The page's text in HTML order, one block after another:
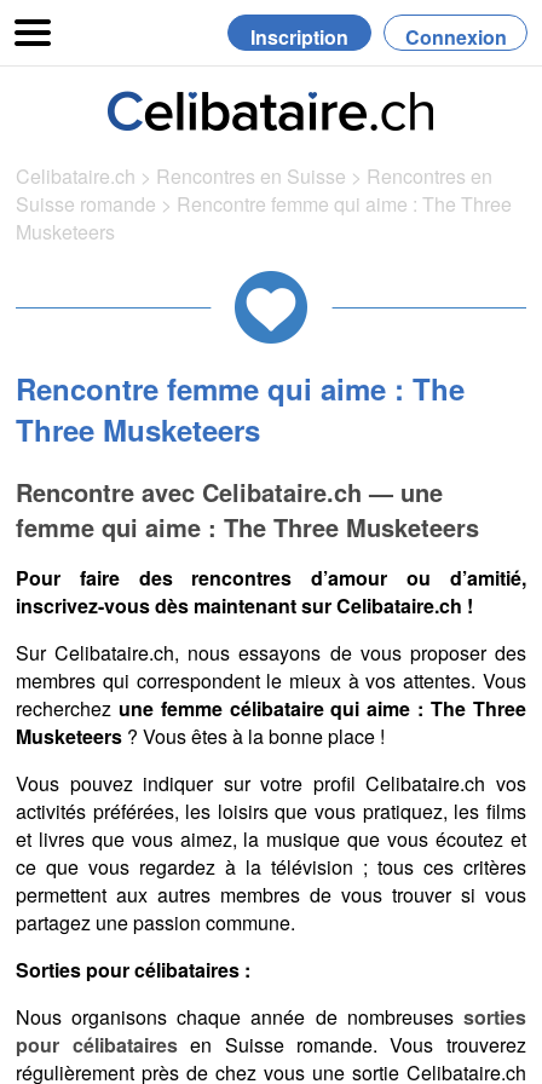
Inscription Connexion
Celibataire.ch > Rencontres en Suisse > Rencontres en
Suisse romande > Rencontre femme qui aime : The Three
Musketeers
Rencontre femme qui aime : The
Three Musketeers
Rencontre avec Celibataire.ch — une
femme qui aime : The Three Musketeers
Pour faire des rencontres d’amour ou d’amitié,
inscrivez-vous dès maintenant sur Celibataire.ch !
Sur Celibataire.ch, nous essayons de vous proposer des
membres qui correspondent le mieux à vos attentes. Vous
recherchez une femme célibataire qui aime : The Three
Musketeers ? Vous êtes à la bonne place !
Vous pouvez indiquer sur votre profil Celibataire.ch vos
activités préférées, les loisirs que vous pratiquez, les films
et livres que vous aimez, la musique que vous écoutez et
ce que vous regardez à la télévision ; tous ces critères
permettent aux autres membres de vous trouver si vous
partagez une passion commune.
Sorties pour célibataires :
Nous organisons chaque année de nombreuses sorties
pour célibatairesen Suisse romande. Vous trouverez
régulièrement près de chez vous une sortie Celibataire.ch